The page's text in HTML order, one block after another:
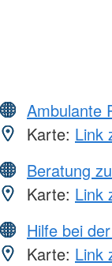
Ambulante
Karte: Link
Beratung
Karte: Link
Hilfe bei
Karte: Link